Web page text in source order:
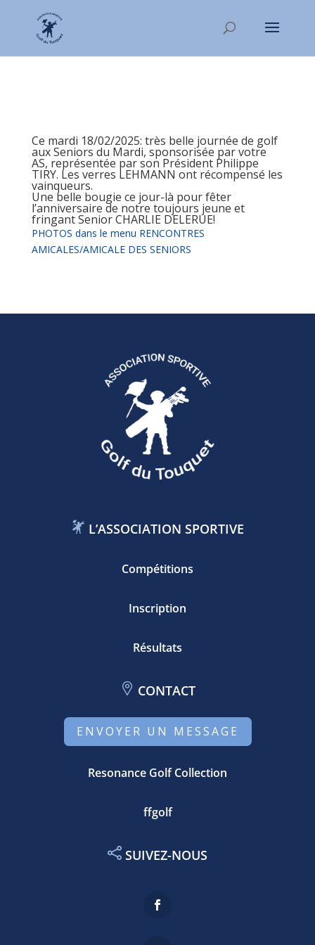
Ce mardi 18/02/2025: très belle journée de golf
aux Seniors du Mardi, sponsorisée par votre
AS, représentée par son Président Philippe
TIRY. Les verres LEHMANN ont récompensé les
vainqueurs.
Une belle bougie ce jour-là pour fêter
l’anniversaire de notre toujours jeune et
fringant Senior CHARLIE DELERUE!
PHOTOS dans le menu RENCONTRES
AMICALES/AMICALE DES SENIORS
L’ASSOCIATION SPORTIVE
Compétitions
Inscription
Résultats
CONTACT
ENVOYER UN MESSAGE
Resonance Golf Collection
ffgolf
SUIVEZ-NOUS